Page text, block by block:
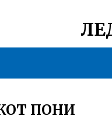
ПОНИ